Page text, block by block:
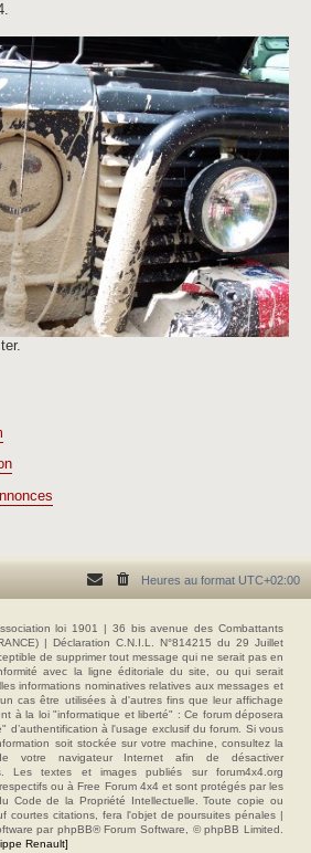
Heures au format UTC+02:00
loi 1901 | 36 bis avenue des Combattants
| Déclaration C.N.I.L. N°814215 du 29 Juillet
de supprimer tout message qui ne serait pas en
avec la ligne éditoriale du site, ou qui serait
informations nominatives relatives aux messages et
cas être utilisées à d'autres fins que leur affichage
à la loi "informatique et liberté" : Ce forum déposera
d’authentification à l'usage exclusif du forum. Si vous
soit stockée sur votre machine, consultez la
votre navigateur Internet afin de désactiver
Les textes et images publiés sur forum4x4.org
ou à Free Forum 4x4 et sont protégés par les
Code de la Propriété Intellectuelle. Toute copie ou
courtes citations, fera l'objet de poursuites pénales |
par phpBB® Forum Software, © phpBB Limited.
Renault]